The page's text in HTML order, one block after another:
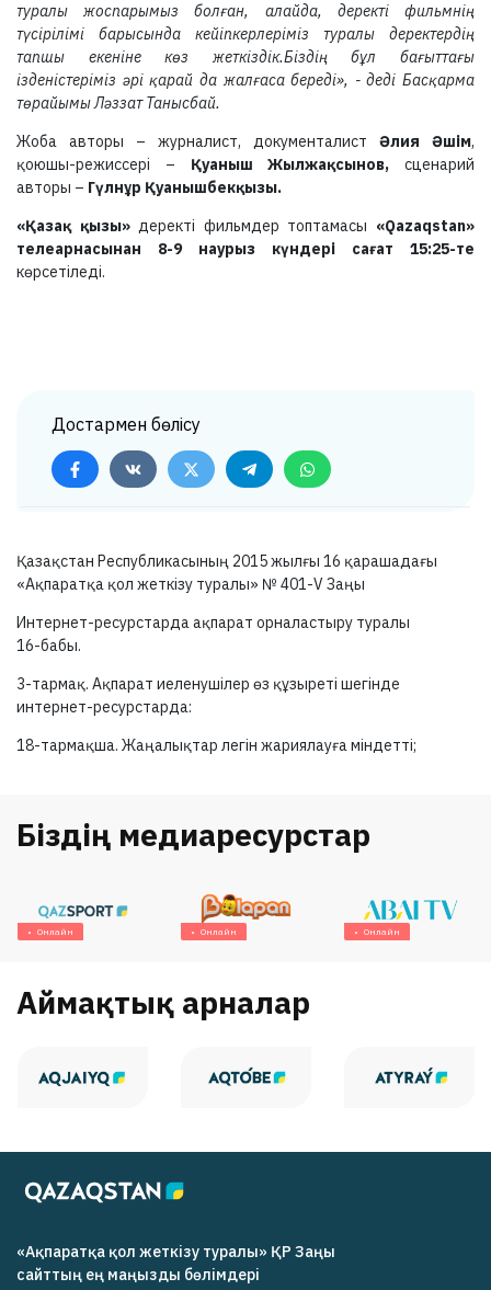
туралы жоспарымыз болған, алайда, деректі фильмнің
түсірілімі барысында кейіпкерлеріміз туралы деректердің
тапшы екеніне көз жеткіздік.Біздің бұл бағыттағы
ізденістеріміз әрі қарай да жалғаса береді», - деді Басқарма
төрайымы Ләззат Танысбай.
Жоба авторы – журналист, документалист Әлия Әшім,
қоюшы-режиссері – Қуаныш Жылжақсынов, сценарий
авторы – Гүлнұр Қуанышбекқызы.
«Қазақ қызы»деректі фильмдер топтамасы «Qazaqstan»
телеарнасынан 8-9 наурыз күндері сағат 15:25-те
көрсетіледі.
Достармен бөлісу
Қазақстан Республикасының 2015 жылғы 16 қарашадағы
«Ақпаратқа қол жеткізу туралы» № 401-V Заңы
Интернет-ресурстарда ақпарат орналастыру туралы
16-бабы.
3-тармақ. Ақпарат иеленушілер өз құзыреті шегінде
интернет-ресурстарда:
18-тармақша. Жаңалықтар легін жариялауға міндетті;
Біздің медиаресурстар
Онлайн Онлайн Онлайн
Аймақтық арналар
«Ақпаратқа қол жеткізу туралы» ҚР Заңы
cайттың ең маңызды бөлімдері